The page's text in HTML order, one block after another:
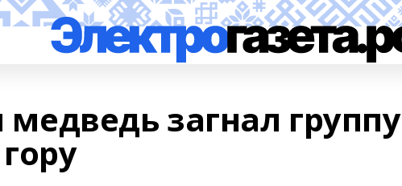
загнал группу